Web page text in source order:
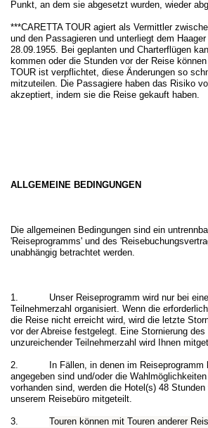
Punkt, an dem sie abgesetzt wurden, wieder
***CARETTA TOUR agiert als Vermittler
und den Passagieren und unterliegt dem
28.09.1955. Bei geplanten und Charterflügen
kommen oder die Stunden vor der Reise
TOUR ist verpflichtet, diese Änderungen so
mitzuteilen. Die Passagiere haben das Risiko
akzeptiert, indem sie die Reise gekauft haben.
ALLGEMEINE BEDINGUNGEN
Die allgemeinen Bedingungen sind ein
'Reiseprogramms' und des
unabhängig betrachtet werden.
1. Unser Reiseprogramm wird nur bei
Teilnehmerzahl organisiert. Wenn die
die Reise nicht erreicht wird, wird die letzte
vor der Abreise festgelegt. Eine Stornierung des
unzureichender Teilnehmerzahl wird Ihnen
2. In Fällen, in denen im Reiseprogramm
angegeben sind und/oder die
vorhanden sind, werden die Hotel(s) 48
unserem Reisebüro mitgeteilt.
3. Touren können mit Touren anderer